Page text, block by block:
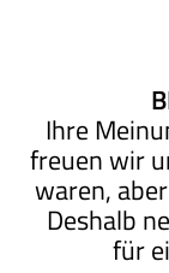
Ihre
freuen wir
waren,
Deshalb
für